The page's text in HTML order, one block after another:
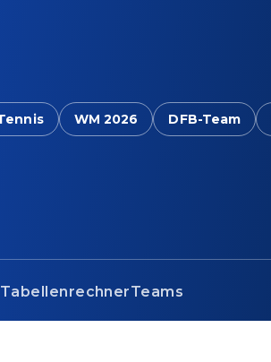
WM 2026 DFB-Team
TabellenrechnerTeams